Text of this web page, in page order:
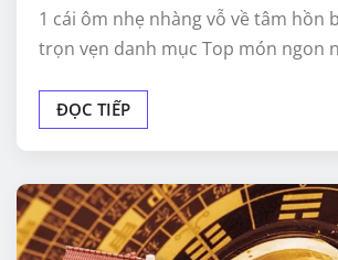
1 cái ôm nhẹ nhàng vỗ về tâm hồn
trọn vẹn danh mục Top món ngon
ĐỌC TIẾP